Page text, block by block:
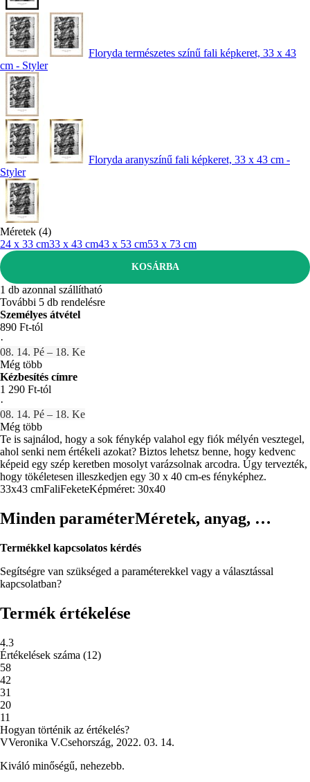
Floryda természetes színű fali képkeret, 33 x 43
cm - Styler
Floryda aranyszínű fali képkeret, 33 x 43 cm -
Styler
Méretek (4)
24 x 33 cm33 x 43 cm43 x 53 cm53 x 73 cm
KOSÁRBA
1 db azonnal szállítható
További 5 db rendelésre
Személyes átvétel
890 Ft-tól
·
08. 14. Pé – 18. Ke
Még több
Kézbesítés címre
1 290 Ft-tól
·
08. 14. Pé – 18. Ke
Még több
Te is sajnálod, hogy a sok fénykép valahol egy fiók mélyén vesztegel,
ahol senki nem értékeli azokat? Biztos lehetsz benne, hogy kedvenc
képeid egy szép keretben mosolyt varázsolnak arcodra. Úgy tervezték,
hogy tökéletesen illeszkedjen egy 30 x 40 cm-es fényképhez.
33x43 cmFaliFeketeKépméret: 30x40
Minden paraméterMéretek, anyag, …
Termékkel kapcsolatos kérdés
Segítségre van szükséged a paraméterekkel vagy a választással
kapcsolatban?
Termék értékelése
4.3
Értékelések száma (12)
58
42
31
20
11
Hogyan történik az értékelés?
VVeronika V.Csehország, 2022. 03. 14.
Kiváló minőségű, nehezebb.